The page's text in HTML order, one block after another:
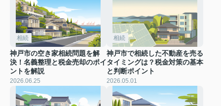
相続
神戸市の空き家相続問題を解
決！名義整理と税金売却のポイ
ントを解説
2026.06.25
相続
神戸市で相続した不動産を売る
タイミングは？税金対策の基本
と判断ポイント
2026.05.01